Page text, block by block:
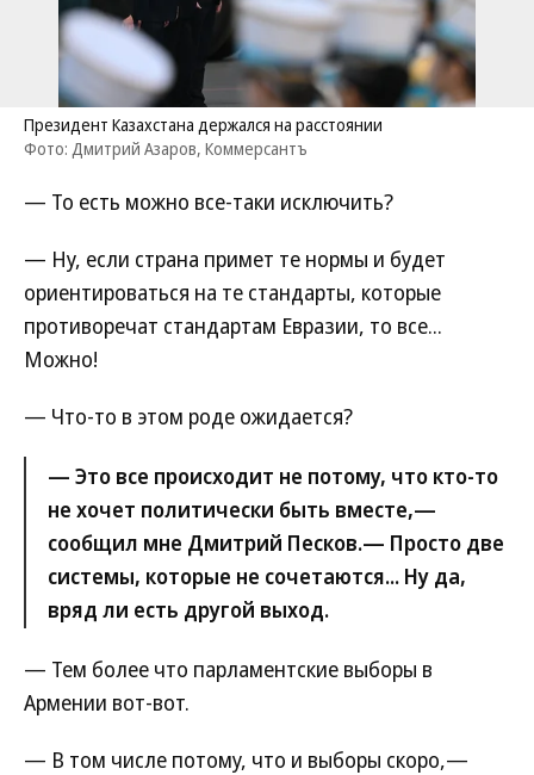
Президент Казахстана держался на расстоянии
Фото: Дмитрий Азаров, Коммерсантъ
— То есть можно все-таки исключить?
— Ну, если страна примет те нормы и будет
ориентироваться на те стандарты, которые
противоречат стандартам Евразии, то все...
Можно!
— Что-то в этом роде ожидается?
— Это все происходит не потому, что кто-то
не хочет политически быть вместе,—
сообщил мне Дмитрий Песков.— Просто две
системы, которые не сочетаются... Ну да,
вряд ли есть другой выход.
— Тем более что парламентские выборы в
Армении вот-вот.
— В том числе потому, что и выборы скоро,—